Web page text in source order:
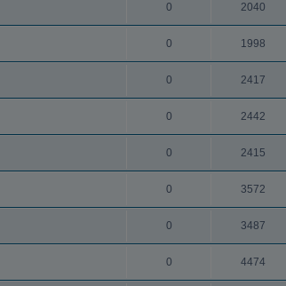
0 2040
0 1998
0 2417
0 2442
0 2415
0 3572
0 3487
0 4474